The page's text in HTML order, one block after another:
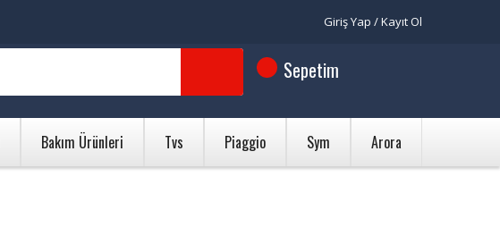
Giriş Yap / Kayıt Ol
Sepetim
Bakım Ürünleri Tvs Piaggio Sym Arora